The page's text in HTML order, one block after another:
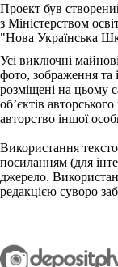
Проект був
з Міністерством
"Нова Українська
Усі виключні
фото, зображення та
розміщені на цьому
об’єктів
авторство іншої
Використання
посиланням (для
джерело.
редакцією суворо